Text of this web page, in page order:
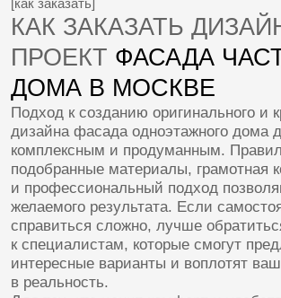
+7
Отправляя данную форму, вы подтверждаете свое согласие на
обработку персональных данных
Отправить
Когда можно начать строительство дома?
Какие материалы лучше для строительства
загородного дома?